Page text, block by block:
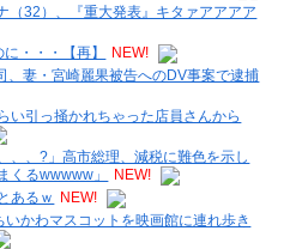
（32）、『重大発表』キタァアアアア
・・・【再】
NEW!
、妻・宮崎麗果被告へのDV事案で逮捕
い引っ掻かれちゃった店員さんから
、、?」高市総理、減税に難色を示し
くるwwwww」
NEW!
あるｗ
NEW!
かわマスコットを映画館に連れ歩き